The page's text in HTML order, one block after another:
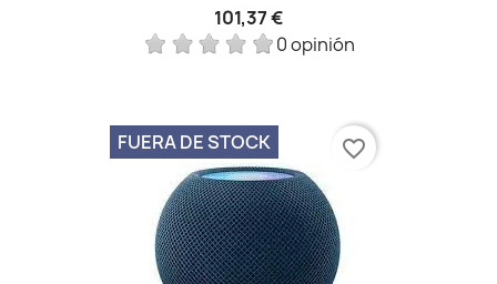
101,37 €
0 opinión
FUERA DE STOCK favorite_border